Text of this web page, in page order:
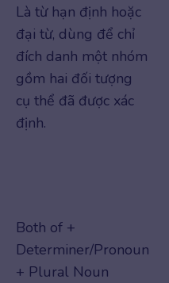
Là từ hạn định hoặc
đại từ, dùng để chỉ
đích danh một nhóm
gồm hai đối tượng
cụ thể đã được xác
định.
Both of +
Determiner/Pronoun
+ Plural Noun